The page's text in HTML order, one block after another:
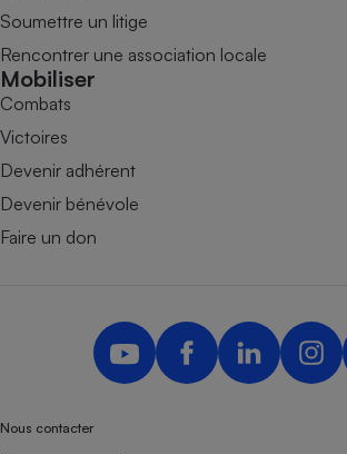
Soumettre un litige
Rencontrer une association locale
Mobiliser
Combats
Victoires
Devenir adhérent
Devenir bénévole
Faire un don
Nous contacter